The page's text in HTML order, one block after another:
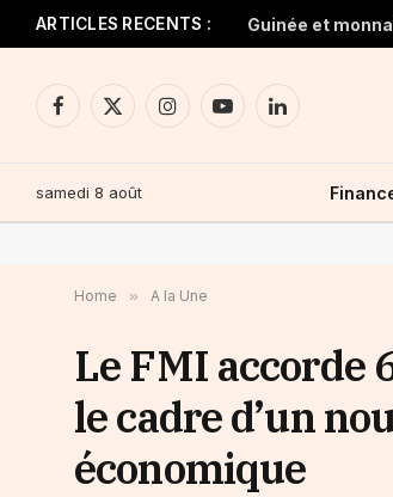
ARTICLES RECENTS :
Facebook
X
InstagramYouTubeLinkedIn
samedi 8 août
Home » A la Une
Le FMI accorde
le cadre d’un
économique